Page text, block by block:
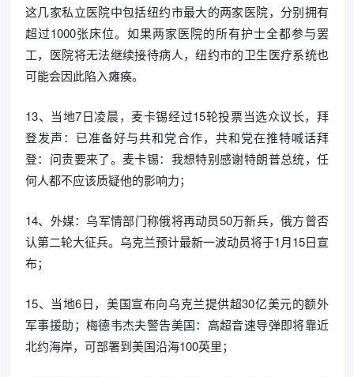
这几家私立医院中包括纽约市最大的两家医院，分别拥有
超过1000张床位。如果两家医院的所有护士全都参与罢
工，医院将无法继续接待病人，纽约市的卫生医疗系统也
可能会因此陷入瘫痪。
13、当地7日凌晨，麦卡锡经过15轮投票当选众议长，拜
登发声：已准备好与共和党合作，共和党在推特喊话拜
登：问责要来了。麦卡锡：我想特别感谢特朗普总统，任
何人都不应该质疑他的影响力；
14、外媒：乌军情部门称俄将再动员50万新兵，俄方曾否
认第二轮大征兵。乌克兰预计最新一波动员将于1月15日宣
布；
15、当地6日，美国宣布向乌克兰提供超30亿美元的额外
军事援助；梅德韦杰夫警告美国：高超音速导弹即将靠近
北约海岸，可部署到美国沿海100英里；